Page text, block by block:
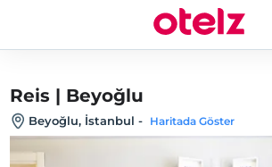
Reis | Beyoğlu
Beyoğlu, İstanbul - Haritada Göster